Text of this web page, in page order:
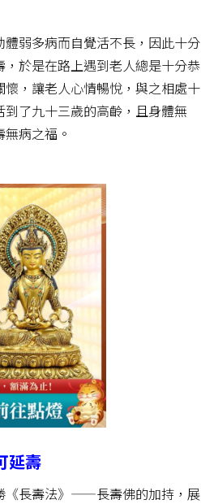
弱多病而自覺活不長，因此十分
於是在路上遇到老人總是十分恭
，讓老人心情暢悅，與之相處十
了九十三歲的高齡，且身體無
病之福。
延壽
《長壽法》——長壽佛的加持，展